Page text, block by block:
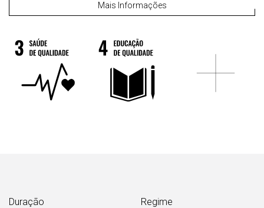
Mais Informações
Duração Regime